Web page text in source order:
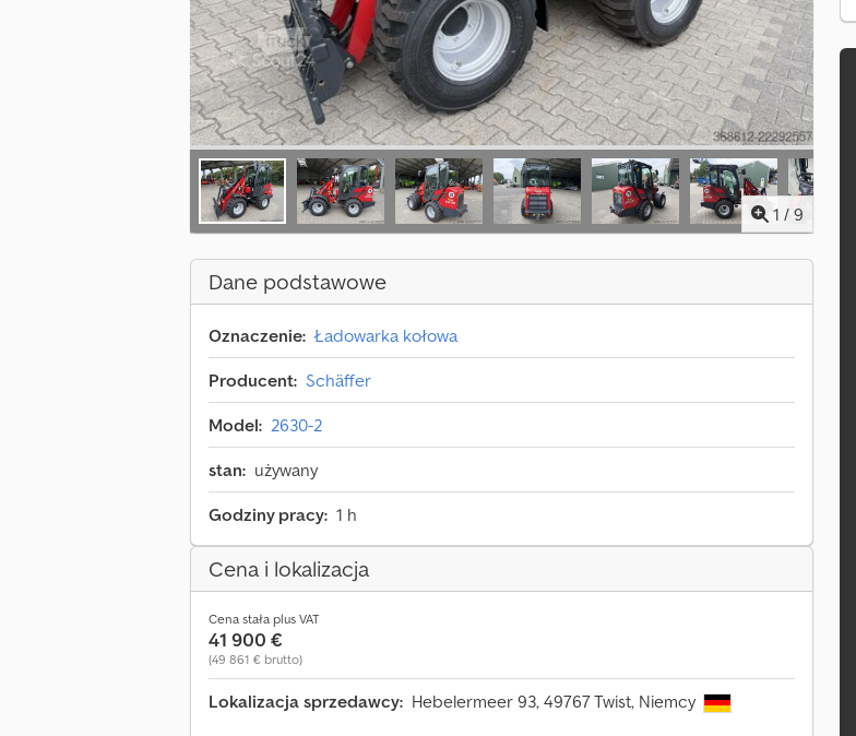
1 / 9
Dane podstawowe
Oznaczenie: Ładowarka kołowa
Producent: Schäffer
Model: 2630-2
stan: używany
Godziny pracy: 1 h
Cena i lokalizacja
Cena stała plus VAT
41 900 €
(49 861 € brutto)
Lokalizacja sprzedawcy: Hebelermeer 93, 49767 Twist, Niemcy